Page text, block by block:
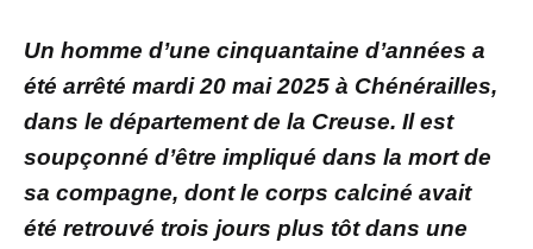
Un homme d’une cinquantaine d’années a
été arrêté mardi 20 mai 2025 à Chénérailles,
dans le département de la Creuse. Il est
soupçonné d’être impliqué dans la mort de
sa compagne, dont le corps calciné avait
été retrouvé trois jours plus tôt dans une